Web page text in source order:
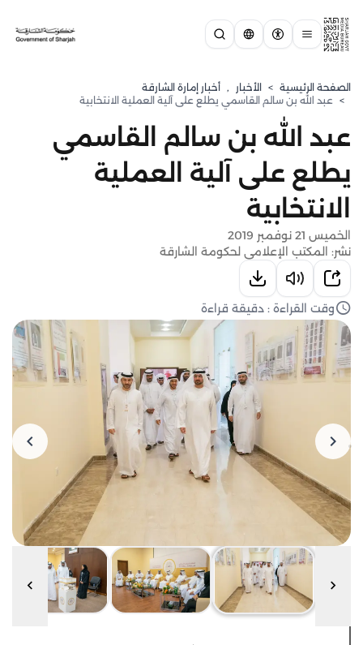
الصفحة الرئيسية > الأخبار , أخبار إمارة الشارقة
> عبد الله بن سالم القاسمي يطلع على آلية العملية الانتخابية
عبد الله بن سالم القاسمي
يطلع على آلية العملية
الانتخابية
الخميس 21 نوفمبر 2019
نشر: المكتب الإعلامي لحكومة الشارقة
وقت القراءة : دقيقة قراءة